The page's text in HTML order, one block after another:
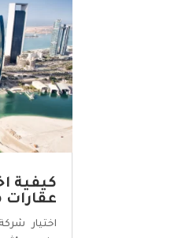
كيفية
عقارات
اختيار